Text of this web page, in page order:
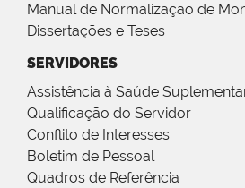
Manual de Normalização de
Dissertações e Teses
SERVIDORES
Assistência à Saúde
Qualificação do Servidor
Conflito de Interesses
Boletim de Pessoal
Quadros de Referência